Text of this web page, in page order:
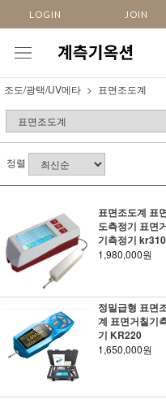
LOGIN JOIN
조도/광택/UV메타 표면조도계
정렬
표면조도계 표
도측정기 표면
기측정기 kr310
1,980,000원
정밀급형 표면
계 표면거칠기
기 KR220
1,650,000원